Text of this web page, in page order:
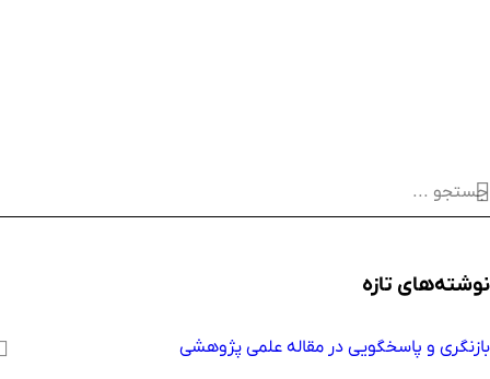
تازه
و پاسخگویی در مقاله علمی پژوهشی